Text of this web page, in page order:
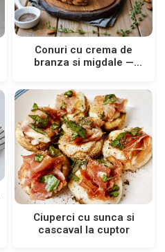
Conuri cu crema de
branza si migdale —
Ciuperci cu sunca si
cascaval la cuptor